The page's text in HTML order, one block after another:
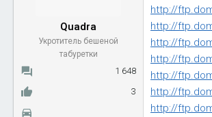
Quadra
Укротитель бешеной
табуретки
1 648
3
http://
http://
http://
http://
http://
http://
http://